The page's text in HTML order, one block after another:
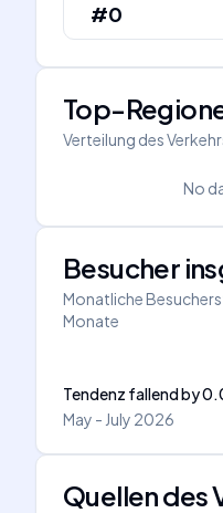
#0
Top-
Verteilung des
No
Besucher
Monatliche
Monate
Tendenz fallendby
May - July 2026
Quellen des